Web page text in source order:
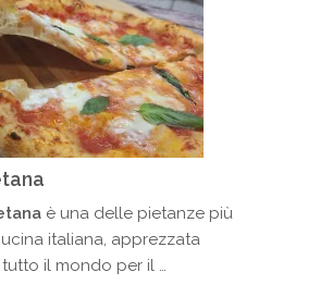
è una delle pietanze più
italiana, apprezzata
il mondo per il …